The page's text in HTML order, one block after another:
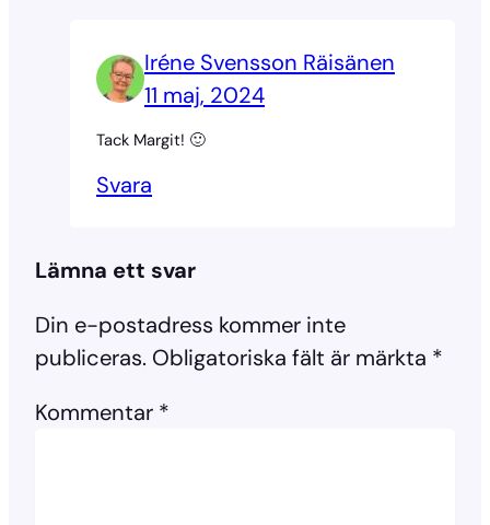
Iréne Svensson Räisänen
11 maj, 2024
Tack Margit! 🙂
Svara
Lämna ett svar
Din e-postadress kommer inte
publiceras. Obligatoriska fält är märkta *
Kommentar *